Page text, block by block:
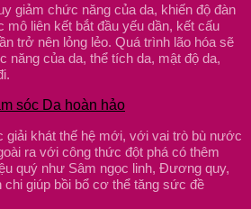
giảm chức năng của da, khiến độ đàn
mô liên kết bắt đầu yếu dần, kết cấu
trở nên lỏng lẻo. Quá trình lão hóa sẽ
năng của da, thể tích da, mật độ da,
sóc Da hoàn hảo
giải khát thế hệ mới, với vai trò bù nước
ra với công thức đột phá có thêm
quý như Sâm ngọc linh, Đương quy,
chi giúp bồi bổ cơ thể tăng sức đề